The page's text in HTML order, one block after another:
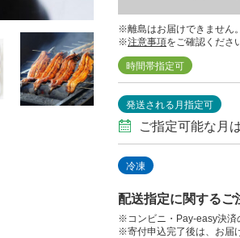
※離島はお届けできません
※注意事項をご確認くださ
時間帯指定可
発送される月指定可
ご指定可能な月
冷凍
配送指定に関するご
※コンビニ・Pay-easy決済
※寄付申込完了後は、お届